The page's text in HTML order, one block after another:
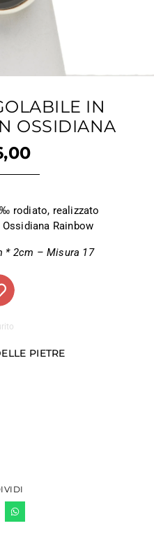
IN
OSSIDIANA
rodiato, realizzato
Rainbow
* 2cm – Misura 17
PIETRE